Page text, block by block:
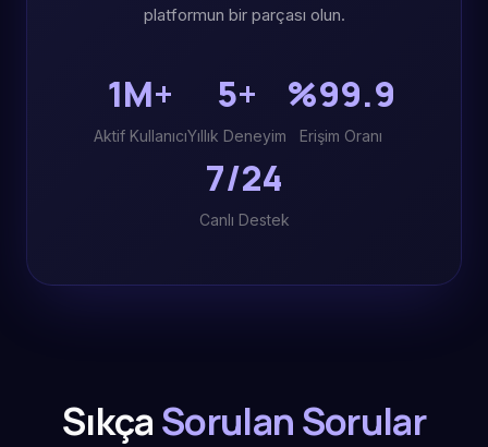
platformun bir parçası olun.
1M+
Aktif Kullanıcı
5+
Yıllık Deneyim
%99.9
Erişim Oranı
7/24
Canlı Destek
SıkçaSorulan Sorular